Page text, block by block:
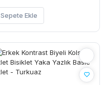
Sepete Ekle